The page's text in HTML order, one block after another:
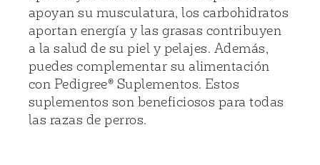
apoyan su musculatura, los carbohidratos
aportan energía y las grasas contribuyen
a la salud de su piel y pelajes. Además,
puedes complementar su alimentación
con Pedigree® Suplementos. Estos
suplementos son beneficiosos para todas
las razas de perros.